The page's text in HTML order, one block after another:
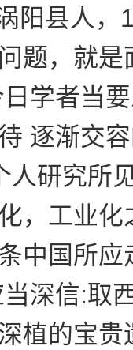
阳县人
题，就
学者当
逐渐交
人研究所
，工业
中国所
深信:取
植的宝